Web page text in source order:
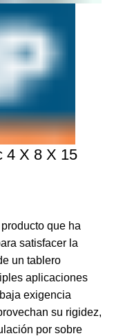
4 X 8 X 15
que ha
satisfacer la
un tablero
aplicaciones
exigencia
su rigidez,
por sobre